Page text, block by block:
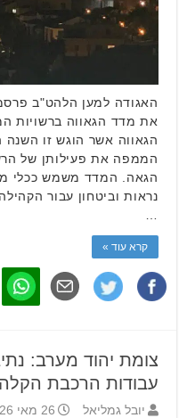
הגאווה אשר הוגש זו השנה
הממפה את פעילותן של
הגאה. המדד משמש ככלי
נראות וביטחון עבור
קרא עוד »
צומת יהוד מערב:
עבודות הרכבת הקלה
יובל גמליאל 26 מאי 2026 10:39